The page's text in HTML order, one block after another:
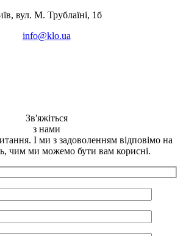
вул. М. Трублаїні, 1б
info@klo.ua
Зв'яжіться
з нами
І ми з задоволенням відповімо на
чим ми можемо бути вам корисні.